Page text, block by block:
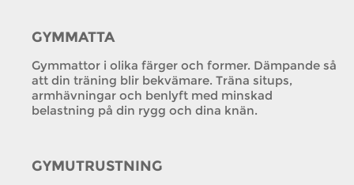
GYMMATTA
Gymmattor i olika färger och former. Dämpande så
att din träning blir bekvämare. Träna situps,
armhävningar och benlyft med minskad
belastning på din rygg och dina knän.
GYMUTRUSTNING